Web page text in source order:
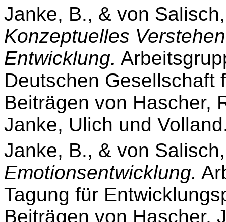
Janke, B., & von
Konzeptuelles
Entwicklung.
Deutschen Gesellschaft
Beiträgen von Hascher,
Janke, Ulich und
Janke, B., & von
Emotionsentwicklung.
Tagung für
Beiträgen von Hascher,